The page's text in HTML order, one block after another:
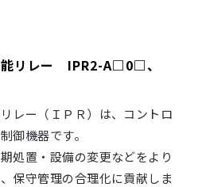
能リレー IPR2-A□0□、
レー（ＩＰＲ）は、コントロ
御機器です。
処置・設備の変更などをより
保守管理の合理化に貢献しま